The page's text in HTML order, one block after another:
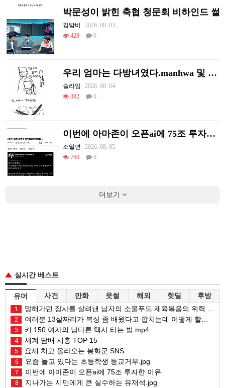
박문성이 밝힌 축협 청문회 비하인드 썰
김밤비
2026. 08. 03.
428
0
우리 엄마는 다방녀였다.manhwa 및 후기
슬라임
2026. 08. 04.
382
0
이번에 아마존이 오픈ai에 75조 투자한 이유
소밀면
2026. 08. 05.
760
0
더보기
실시간 베스트
유머 사건 만화 웃썰 해외 핫딜 후방
1 망해가던 장사를 살려낸 남자의 소울푸드 제육볶음의 위력 ㅋㅋ
2 여러분 13살짜리가 복싱 좀 배웠다고 깝치는데 어떻게 할까요?
3 키 150 여자의 남다른 택시 타는 법.mp4
4 세계 담배 시총 TOP 15
5 요새 치고 올라오는 봉화군 SNS
6 요즘 늘고 있다는 초등학생 등교거부.jpg
7 이번에 아마존이 오픈ai에 75조 투자한 이유
8 지나가는 시민에게 큰 실수하는 유재석.jpg